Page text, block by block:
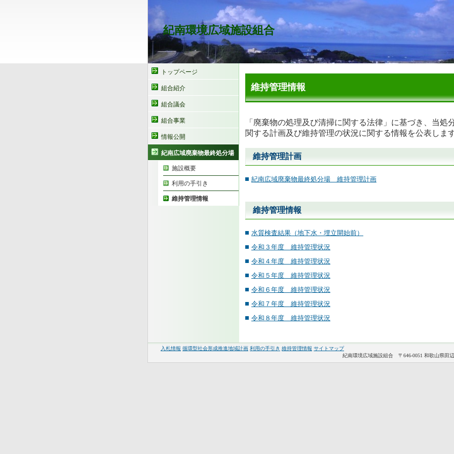
紀南環境広域施設組合
トップページ
組合紹介
組合議会
組合事業
情報公開
紀南広域廃棄物最終処分場
施設概要
利用の手引き
維持管理情報
維持管理情報
「廃棄物の処理及び清掃に関する法律」に基づき、当処
関する計画及び維持管理の状況に関する情報を公表します
維持管理計画
紀南広域廃棄物最終処分場 維持管理計画
維持管理情報
水質検査結果（地下水・埋立開始前）
令和３年度 維持管理状況
令和４年度 維持管理状況
令和５年度 維持管理状況
令和６年度 維持管理状況
令和７年度 維持管理状況
令和８年度 維持管理状況
入札情報 循環型社会形成推進地域計画 利用の手引き 維持管理情報 サイトマップ
紀南環境広域施設組合 〒646-0051 和歌山県田